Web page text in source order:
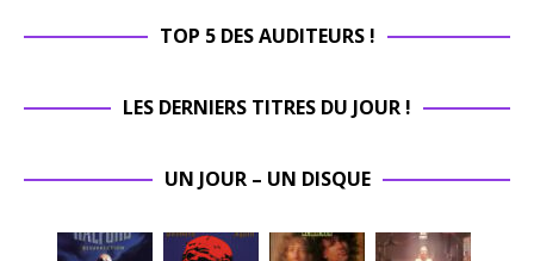
TOP 5 DES AUDITEURS !
LES DERNIERS TITRES DU JOUR !
UN JOUR – UN DISQUE